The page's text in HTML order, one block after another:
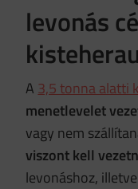
levonás
A 3,5 tonna alatti
menetlevelet
vagy nem
viszont kell
levonáshoz,